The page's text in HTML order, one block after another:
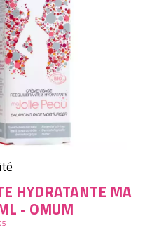
HYDRATANTE MA
- OMUM